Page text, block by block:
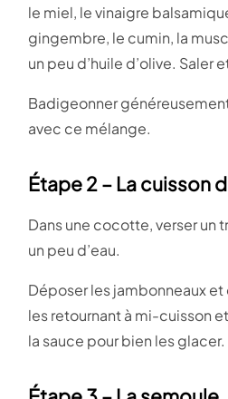
le miel, le vinaigre
gingembre, le cumin, la
un peu d’huile d’olive. Saler
Badigeonner
avec ce mélange.
Étape 2 – La cuisson
Dans une cocotte, verser un
un peu d’eau.
Déposer les jambonneaux et
les retournant à mi-cuisson
la sauce pour bien les glacer.